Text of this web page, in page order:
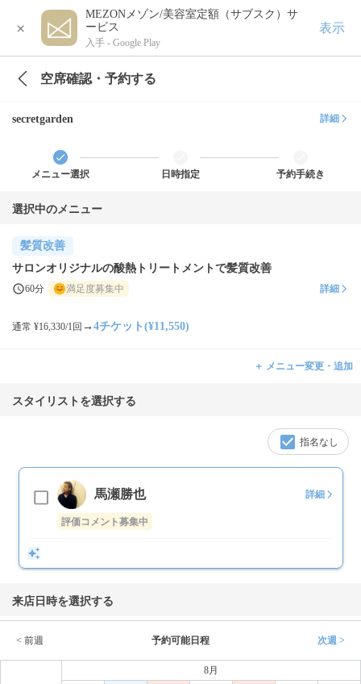
×
MEZONメゾン/美容室定額（サブスク）サ
ービス
入手 - Google Play
表示
空席確認・予約する
secretgarden 詳細
メニュー選択 日時指定 予約手続き
選択中のメニュー
髪質改善
サロンオリジナルの酸熱トリートメントで髪質改善
60分 満足度募集中 詳細
通常 ¥16,330/1回 → 4チケット(¥11,550)
＋ メニュー変更・追加
スタイリストを選択する
指名なし
馬瀬勝也 詳細
評価コメント募集中
来店日時を選択する
< 前週 予約可能日程 次週 >
8月